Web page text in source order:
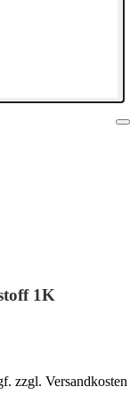
1K
zzgl. Versandkosten